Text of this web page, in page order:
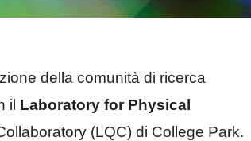
della comunità di ricerca
il Laboratory for Physical
(LQC) di College Park.